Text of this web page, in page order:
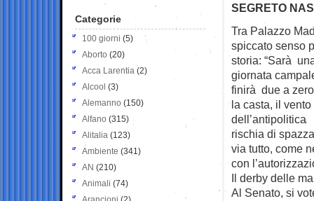
SEGRETO
Tra Palazzo
spiccato senso
storia: “Sarà
giornata
finirà due a
la casta, il vento
dell’antipolitica
rischia di
via tutto, come
con
Il derby delle
Al Senato, si
Categorie
100 giorni (5)
Aborto (20)
Acca Larentia (2)
Alcool (3)
Alemanno (150)
Alfano (315)
Alitalia (123)
Ambiente (341)
AN (210)
Animali (74)